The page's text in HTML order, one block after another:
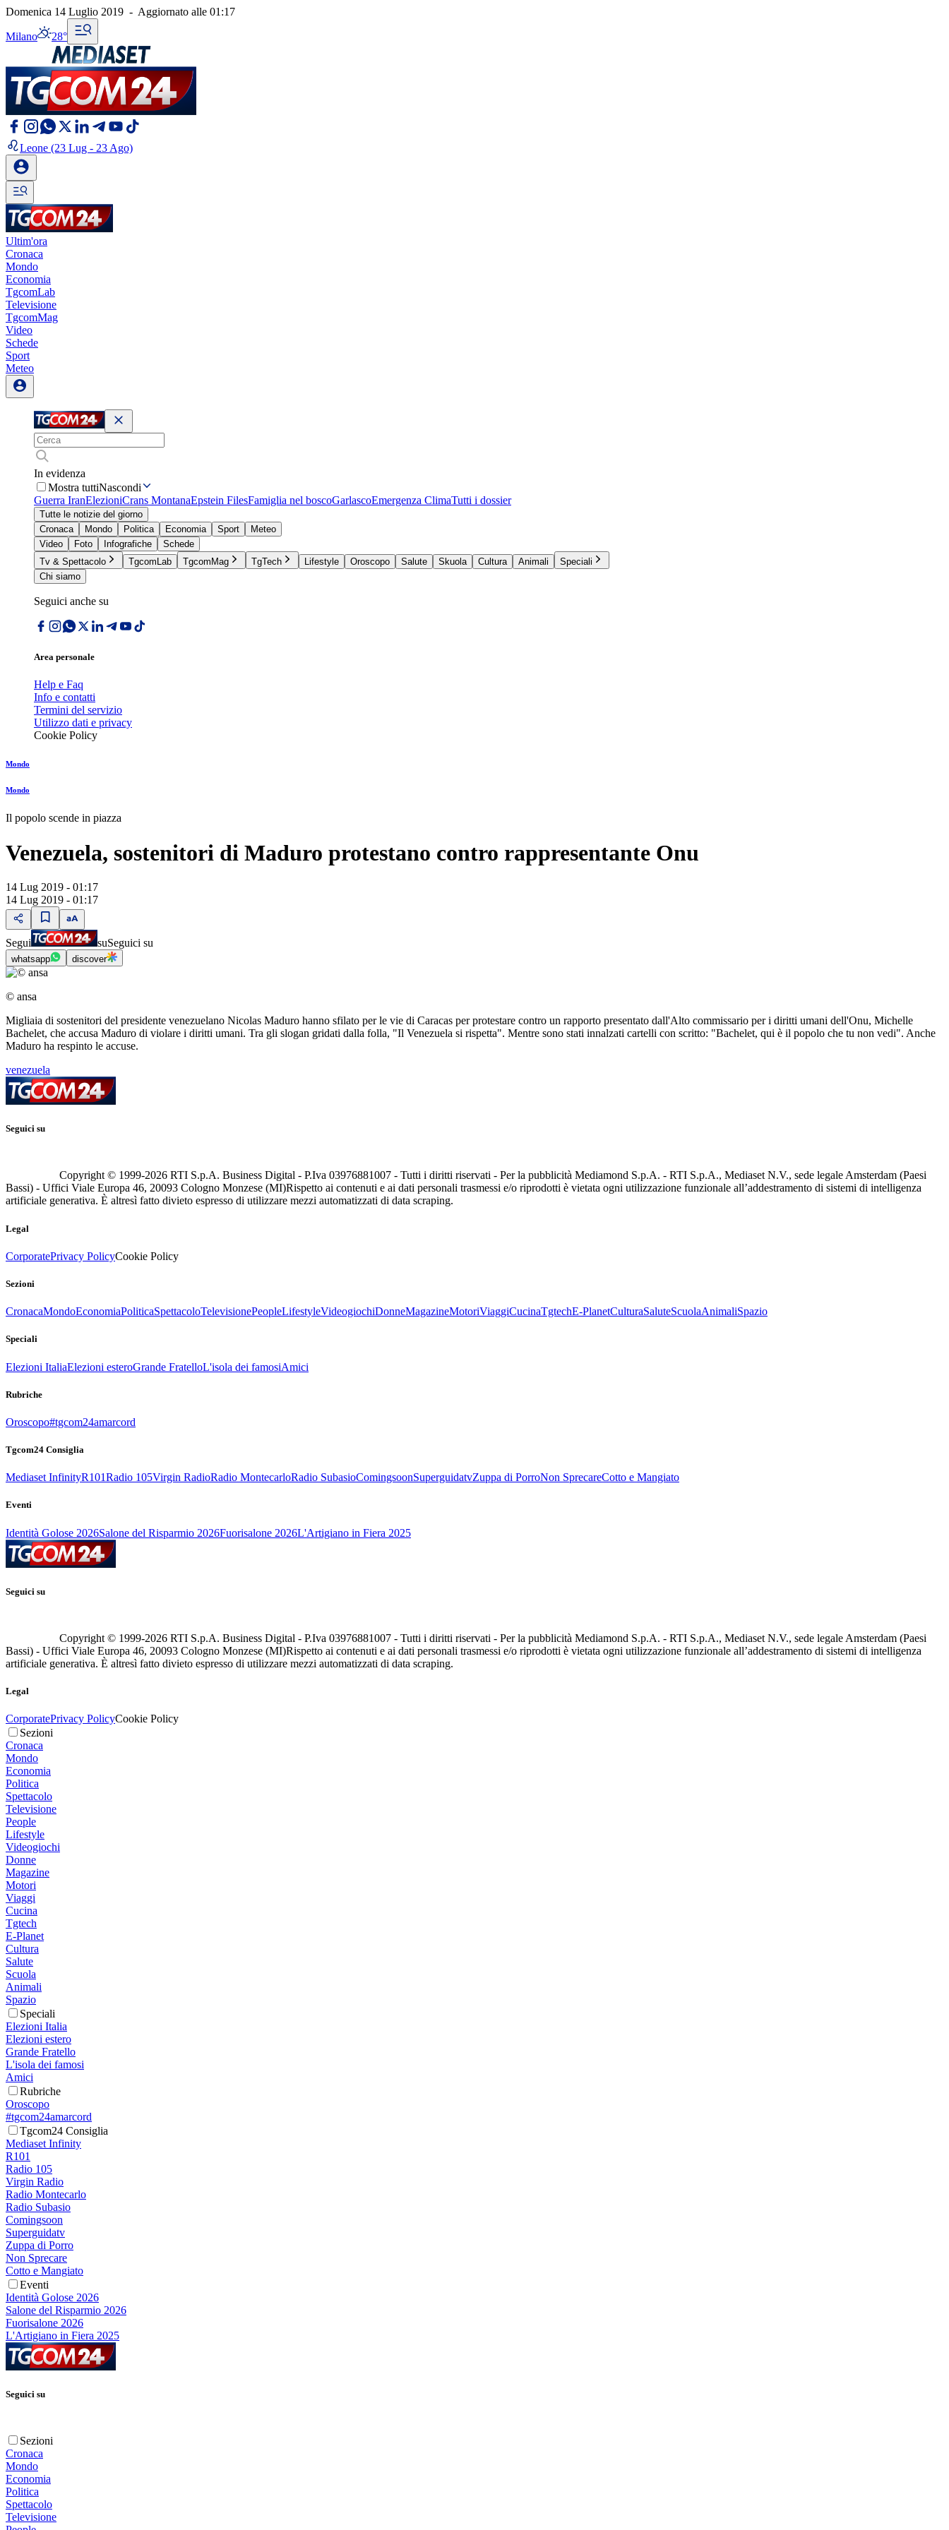
Domenica 14 Luglio 2019 - Aggiornato alle 01:17
Milano 28°
Leone (23 Lug - 23 Ago)
Ultim'ora
Cronaca
Mondo
Economia
TgcomLab
Televisione
TgcomMag
Video
Schede
Sport
Meteo
In evidenza
Mostra tuttiNascondi
Guerra IranElezioniCrans MontanaEpstein FilesFamiglia nel boscoGarlascoEmergenza ClimaTutti i dossier
Tutte le notizie del giorno
Cronaca
Mondo Politica Economia Sport
Meteo
Video
Foto Infografiche
Schede
Tv & Spettacolo
TgcomLab TgcomMag TgTech Lifestyle Oroscopo Salute Skuola Cultura Animali
Speciali
Chi siamo
Seguici anche su
Area personale
Help e Faq
Info e contatti
Termini del servizio
Utilizzo dati e privacy
Cookie Policy
Mondo
Mondo
Il popolo scende in piazza
Venezuela, sostenitori di Maduro protestano contro rappresentante Onu
14 Lug 2019 - 01:17
14 Lug 2019 - 01:17
Segui suSeguici su
whatsapp discover
© ansa
Migliaia di sostenitori del presidente venezuelano Nicolas Maduro hanno sfilato per le vie di Caracas per protestare contro un rapporto presentato dall'Alto commissario per i diritti umani dell'Onu, Michelle
Bachelet, che accusa Maduro di violare i diritti umani. Tra gli slogan gridati dalla folla, "Il Venezuela si rispetta". Mentre sono stati innalzati cartelli con scritto: "Bachelet, qui è il popolo che tu non vedi". Anche
Maduro ha respinto le accuse.
venezuela
Seguici su
Copyright © 1999-2026 RTI S.p.A. Business Digital - P.Iva 03976881007 - Tutti i diritti riservati - Per la pubblicità Mediamond S.p.A. - RTI S.p.A., Mediaset N.V., sede legale Amsterdam (Paesi
Bassi) - Uffici Viale Europa 46, 20093 Cologno Monzese (MI)Rispetto ai contenuti e ai dati personali trasmessi e/o riprodotti è vietata ogni utilizzazione funzionale all’addestramento di sistemi di intelligenza
artificiale generativa. È altresì fatto divieto espresso di utilizzare mezzi automatizzati di data scraping.
Legal
CorporatePrivacy PolicyCookie Policy
Sezioni
CronacaMondoEconomiaPoliticaSpettacoloTelevisionePeopleLifestyleVideogiochiDonneMagazineMotoriViaggiCucinaTgtechE-PlanetCulturaSaluteScuolaAnimaliSpazio
Speciali
Elezioni ItaliaElezioni esteroGrande FratelloL'isola dei famosiAmici
Rubriche
Oroscopo#tgcom24amarcord
Tgcom24 Consiglia
Mediaset InfinityR101Radio 105Virgin RadioRadio MontecarloRadio SubasioComingsoonSuperguidatvZuppa di PorroNon SprecareCotto e Mangiato
Eventi
Identità Golose 2026Salone del Risparmio 2026Fuorisalone 2026L'Artigiano in Fiera 2025
Seguici su
Copyright © 1999-2026 RTI S.p.A. Business Digital - P.Iva 03976881007 - Tutti i diritti riservati - Per la pubblicità Mediamond S.p.A. - RTI S.p.A., Mediaset N.V., sede legale Amsterdam (Paesi
Bassi) - Uffici Viale Europa 46, 20093 Cologno Monzese (MI)Rispetto ai contenuti e ai dati personali trasmessi e/o riprodotti è vietata ogni utilizzazione funzionale all’addestramento di sistemi di intelligenza
artificiale generativa. È altresì fatto divieto espresso di utilizzare mezzi automatizzati di data scraping.
Legal
CorporatePrivacy PolicyCookie Policy
Sezioni
Cronaca
Mondo
Economia
Politica
Spettacolo
Televisione
People
Lifestyle
Videogiochi
Donne
Magazine
Motori
Viaggi
Cucina
Tgtech
E-Planet
Cultura
Salute
Scuola
Animali
Spazio
Speciali
Elezioni Italia
Elezioni estero
Grande Fratello
L'isola dei famosi
Amici
Rubriche
Oroscopo
#tgcom24amarcord
Tgcom24 Consiglia
Mediaset Infinity
R101
Radio 105
Virgin Radio
Radio Montecarlo
Radio Subasio
Comingsoon
Superguidatv
Zuppa di Porro
Non Sprecare
Cotto e Mangiato
Eventi
Identità Golose 2026
Salone del Risparmio 2026
Fuorisalone 2026
L'Artigiano in Fiera 2025
Seguici su
Sezioni
Cronaca
Mondo
Economia
Politica
Spettacolo
Televisione